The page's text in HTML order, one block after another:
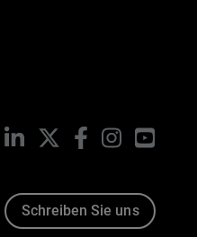
LinkedIn FacebookInstagram
Schreiben Sie uns